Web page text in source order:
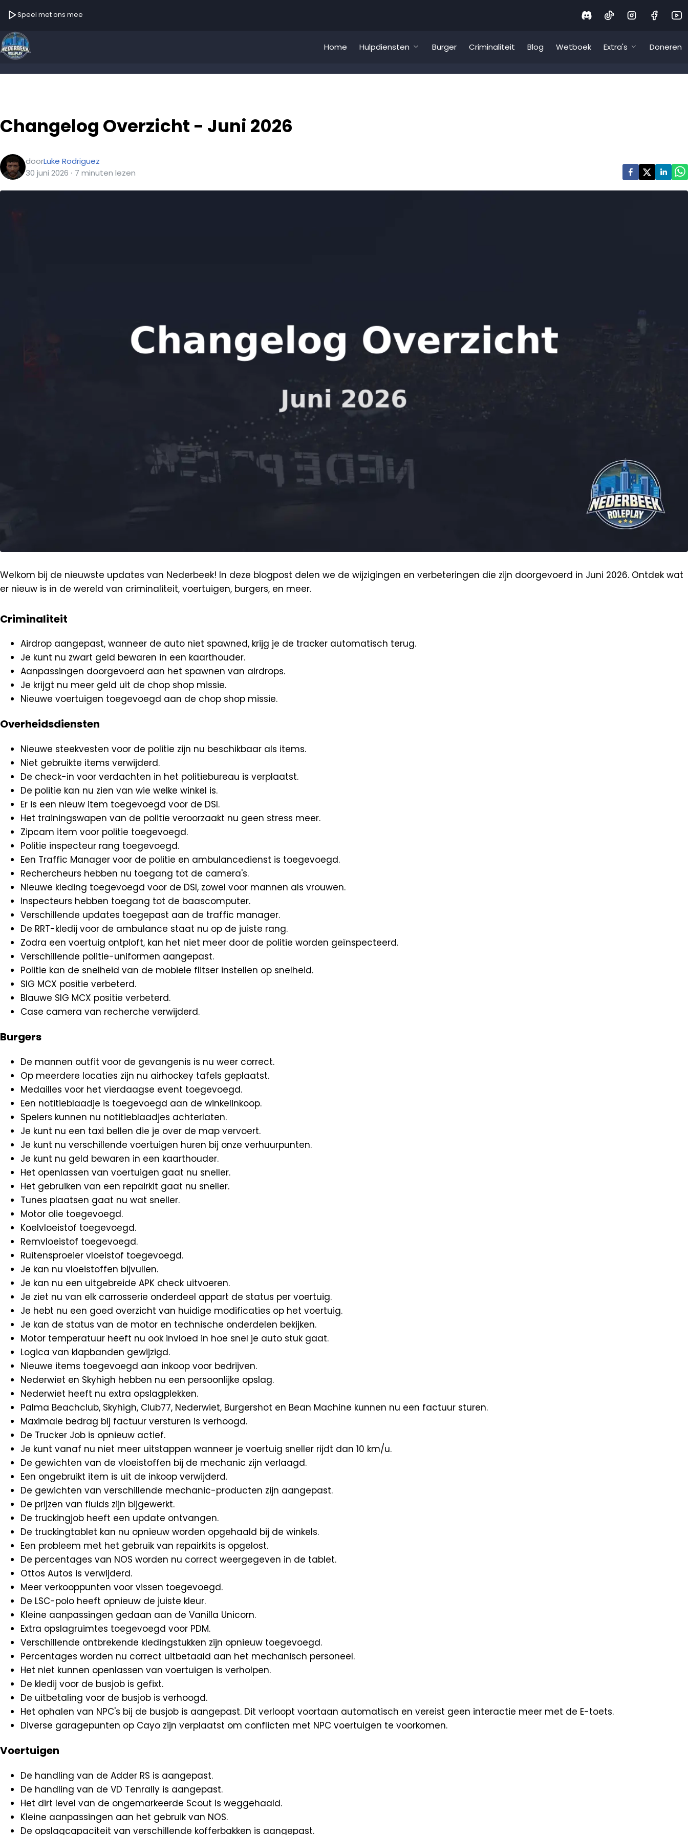
Speel met ons mee
Home Hulpdiensten Burger Criminaliteit Blog Wetboek Extra's Doneren
Changelog Overzicht - Juni 2026
doorLuke Rodriguez
30 juni 2026 ∙ 7 minuten lezen
Welkom bij de nieuwste updates van Nederbeek! In deze blogpost delen we de wijzigingen en verbeteringen die zijn doorgevoerd in Juni 2026. Ontdek wat
er nieuw is in de wereld van criminaliteit, voertuigen, burgers, en meer.
Criminaliteit
Airdrop aangepast, wanneer de auto niet spawned, krijg je de tracker automatisch terug.
Je kunt nu zwart geld bewaren in een kaarthouder.
Aanpassingen doorgevoerd aan het spawnen van airdrops.
Je krijgt nu meer geld uit de chop shop missie.
Nieuwe voertuigen toegevoegd aan de chop shop missie.
Overheidsdiensten
Nieuwe steekvesten voor de politie zijn nu beschikbaar als items.
Niet gebruikte items verwijderd.
De check-in voor verdachten in het politiebureau is verplaatst.
De politie kan nu zien van wie welke winkel is.
Er is een nieuw item toegevoegd voor de DSI.
Het trainingswapen van de politie veroorzaakt nu geen stress meer.
Zipcam item voor politie toegevoegd.
Politie inspecteur rang toegevoegd.
Een Traffic Manager voor de politie en ambulancedienst is toegevoegd.
Rechercheurs hebben nu toegang tot de camera's.
Nieuwe kleding toegevoegd voor de DSI, zowel voor mannen als vrouwen.
Inspecteurs hebben toegang tot de baascomputer.
Verschillende updates toegepast aan de traffic manager.
De RRT-kledij voor de ambulance staat nu op de juiste rang.
Zodra een voertuig ontploft, kan het niet meer door de politie worden geïnspecteerd.
Verschillende politie-uniformen aangepast.
Politie kan de snelheid van de mobiele flitser instellen op snelheid.
SIG MCX positie verbeterd.
Blauwe SIG MCX positie verbeterd.
Case camera van recherche verwijderd.
Burgers
De mannen outfit voor de gevangenis is nu weer correct.
Op meerdere locaties zijn nu airhockey tafels geplaatst.
Medailles voor het vierdaagse event toegevoegd.
Een notitieblaadje is toegevoegd aan de winkelinkoop.
Spelers kunnen nu notitieblaadjes achterlaten.
Je kunt nu een taxi bellen die je over de map vervoert.
Je kunt nu verschillende voertuigen huren bij onze verhuurpunten.
Je kunt nu geld bewaren in een kaarthouder.
Het openlassen van voertuigen gaat nu sneller.
Het gebruiken van een repairkit gaat nu sneller.
Tunes plaatsen gaat nu wat sneller.
Motor olie toegevoegd.
Koelvloeistof toegevoegd.
Remvloeistof toegevoegd.
Ruitensproeier vloeistof toegevoegd.
Je kan nu vloeistoffen bijvullen.
Je kan nu een uitgebreide APK check uitvoeren.
Je ziet nu van elk carrosserie onderdeel appart de status per voertuig.
Je hebt nu een goed overzicht van huidige modificaties op het voertuig.
Je kan de status van de motor en technische onderdelen bekijken.
Motor temperatuur heeft nu ook invloed in hoe snel je auto stuk gaat.
Logica van klapbanden gewijzigd.
Nieuwe items toegevoegd aan inkoop voor bedrijven.
Nederwiet en Skyhigh hebben nu een persoonlijke opslag.
Nederwiet heeft nu extra opslagplekken.
Palma Beachclub, Skyhigh, Club77, Nederwiet, Burgershot en Bean Machine kunnen nu een factuur sturen.
Maximale bedrag bij factuur versturen is verhoogd.
De Trucker Job is opnieuw actief.
Je kunt vanaf nu niet meer uitstappen wanneer je voertuig sneller rijdt dan 10 km/u.
De gewichten van de vloeistoffen bij de mechanic zijn verlaagd.
Een ongebruikt item is uit de inkoop verwijderd.
De gewichten van verschillende mechanic-producten zijn aangepast.
De prijzen van fluids zijn bijgewerkt.
De truckingjob heeft een update ontvangen.
De truckingtablet kan nu opnieuw worden opgehaald bij de winkels.
Een probleem met het gebruik van repairkits is opgelost.
De percentages van NOS worden nu correct weergegeven in de tablet.
Ottos Autos is verwijderd.
Meer verkooppunten voor vissen toegevoegd.
De LSC-polo heeft opnieuw de juiste kleur.
Kleine aanpassingen gedaan aan de Vanilla Unicorn.
Extra opslagruimtes toegevoegd voor PDM.
Verschillende ontbrekende kledingstukken zijn opnieuw toegevoegd.
Percentages worden nu correct uitbetaald aan het mechanisch personeel.
Het niet kunnen openlassen van voertuigen is verholpen.
De kledij voor de busjob is gefixt.
De uitbetaling voor de busjob is verhoogd.
Het ophalen van NPC's bij de busjob is aangepast. Dit verloopt voortaan automatisch en vereist geen interactie meer met de E-toets.
Diverse garagepunten op Cayo zijn verplaatst om conflicten met NPC voertuigen te voorkomen.
Voertuigen
De handling van de Adder RS is aangepast.
De handling van de VD Tenrally is aangepast.
Het dirt level van de ongemarkeerde Scout is weggehaald.
Kleine aanpassingen aan het gebruik van NOS.
De opslagcapaciteit van verschillende kofferbakken is aangepast.